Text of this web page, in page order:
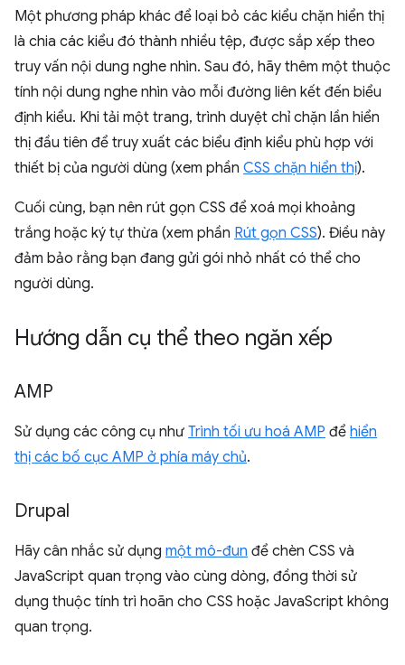
Một phương pháp khác để loại bỏ các kiểu chặn hiển thị
là chia các kiểu đó thành nhiều tệp, được sắp xếp theo
truy vấn nội dung nghe nhìn. Sau đó, hãy thêm một thuộc
tính nội dung nghe nhìn vào mỗi đường liên kết đến biểu
định kiểu. Khi tải một trang, trình duyệt chỉ chặn lần hiển
thị đầu tiên để truy xuất các biểu định kiểu phù hợp với
thiết bị của người dùng (xem phần CSS chặn hiển thị).
Cuối cùng, bạn nên rút gọn CSS để xoá mọi khoảng
trắng hoặc ký tự thừa (xem phần Rút gọn CSS). Điều này
đảm bảo rằng bạn đang gửi gói nhỏ nhất có thể cho
người dùng.
Hướng dẫn cụ thể theo ngăn xếp
AMP
Sử dụng các công cụ như Trình tối ưu hoá AMP để hiển
thị các bố cục AMP ở phía máy chủ.
Drupal
Hãy cân nhắc sử dụng một mô-đun để chèn CSS và
JavaScript quan trọng vào cùng dòng, đồng thời sử
dụng thuộc tính trì hoãn cho CSS hoặc JavaScript không
quan trọng.